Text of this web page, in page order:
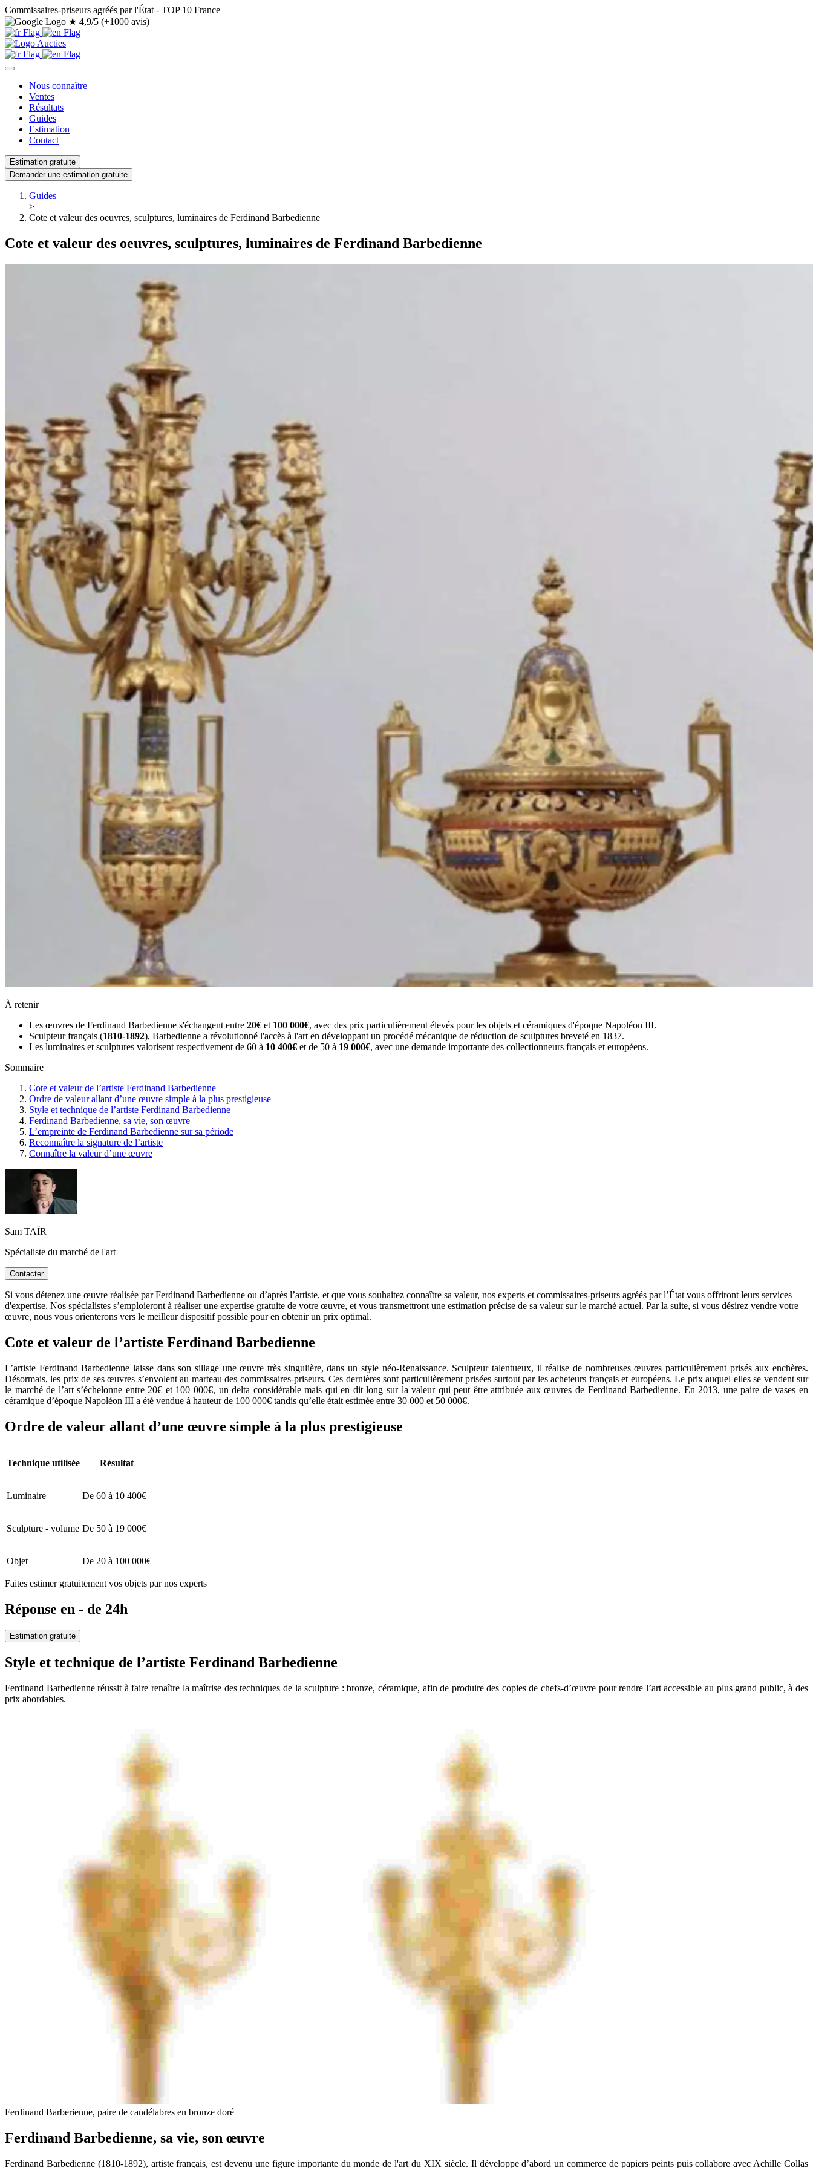
Commissaires-priseurs agréés par l'État - TOP 10 France
★ 4,9/5 (+1000 avis)
Nous connaître
Ventes
Résultats
Guides
Estimation
Contact
Estimation gratuite
Demander une estimation gratuite
Guides
>
Cote et valeur des oeuvres, sculptures, luminaires de Ferdinand Barbedienne
Cote et valeur des oeuvres, sculptures, luminaires de Ferdinand Barbedienne
À retenir
Les œuvres de Ferdinand Barbedienne s'échangent entre 20€ et 100 000€, avec des prix particulièrement élevés pour les objets et céramiques d'époque Napoléon III.
Sculpteur français (1810-1892), Barbedienne a révolutionné l'accès à l'art en développant un procédé mécanique de réduction de sculptures breveté en 1837.
Les luminaires et sculptures valorisent respectivement de 60 à 10 400€ et de 50 à 19 000€, avec une demande importante des collectionneurs français et européens.
Sommaire
Cote et valeur de l’artiste Ferdinand Barbedienne
Ordre de valeur allant d’une œuvre simple à la plus prestigieuse
Style et technique de l’artiste Ferdinand Barbedienne
Ferdinand Barbedienne, sa vie, son œuvre
L’empreinte de Ferdinand Barbedienne sur sa période
Reconnaître la signature de l’artiste
Connaître la valeur d’une œuvre
Sam TAÏR
Spécialiste du marché de l'art
Contacter
Si vous détenez une œuvre réalisée par Ferdinand Barbedienne ou d’après l’artiste, et que vous souhaitez connaître sa valeur, nos experts et commissaires-priseurs agréés par l’État vous offriront leurs services
d'expertise. Nos spécialistes s’emploieront à réaliser une expertise gratuite de votre œuvre, et vous transmettront une estimation précise de sa valeur sur le marché actuel. Par la suite, si vous désirez vendre votre
œuvre, nous vous orienterons vers le meilleur dispositif possible pour en obtenir un prix optimal.
Cote et valeur de l’artiste Ferdinand Barbedienne
L’artiste Ferdinand Barbedienne laisse dans son sillage une œuvre très singulière, dans un style néo-Renaissance. Sculpteur talentueux, il réalise de nombreuses œuvres particulièrement prisés aux enchères.
Désormais, les prix de ses œuvres s’envolent au marteau des commissaires-priseurs. Ces dernières sont particulièrement prisées surtout par les acheteurs français et européens. Le prix auquel elles se vendent sur
le marché de l’art s’échelonne entre 20€ et 100 000€, un delta considérable mais qui en dit long sur la valeur qui peut être attribuée aux œuvres de Ferdinand Barbedienne. En 2013, une paire de vases en
céramique d’époque Napoléon III a été vendue à hauteur de 100 000€ tandis qu’elle était estimée entre 30 000 et 50 000€.
Ordre de valeur allant d’une œuvre simple à la plus prestigieuse
Technique utilisée Résultat
Luminaire De 60 à 10 400€
Sculpture - volume De 50 à 19 000€
Objet De 20 à 100 000€
Faites estimer gratuitement vos objets par nos experts
Réponse en - de 24h
Estimation gratuite
Style et technique de l’artiste Ferdinand Barbedienne
Ferdinand Barbedienne réussit à faire renaître la maîtrise des techniques de la sculpture : bronze, céramique, afin de produire des copies de chefs-d’œuvre pour rendre l’art accessible au plus grand public, à des
prix abordables.
Ferdinand Barberienne, paire de candélabres en bronze doré
Ferdinand Barbedienne, sa vie, son œuvre
Ferdinand Barbedienne (1810-1892), artiste français, est devenu une figure importante du monde de l'art du XIX siècle. Il développe d’abord un commerce de papiers peints puis collabore avec Achille Collas